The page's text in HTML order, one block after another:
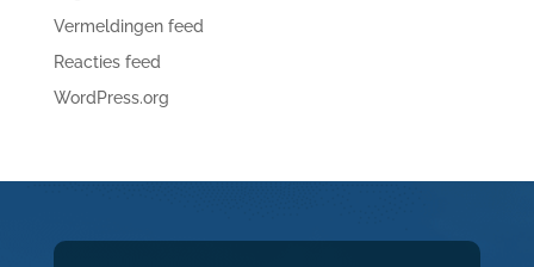
Vermeldingen feed
Reacties feed
WordPress.org